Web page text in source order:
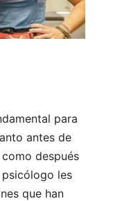
para
antes de
después
les
que han